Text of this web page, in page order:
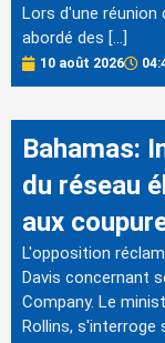
Lors d'une réunion
abordé des […]
10 août 2026
Bahamas:
du réseau
aux
L'opposition
Davis concernant
Company. Le
Rollins, s'interroge